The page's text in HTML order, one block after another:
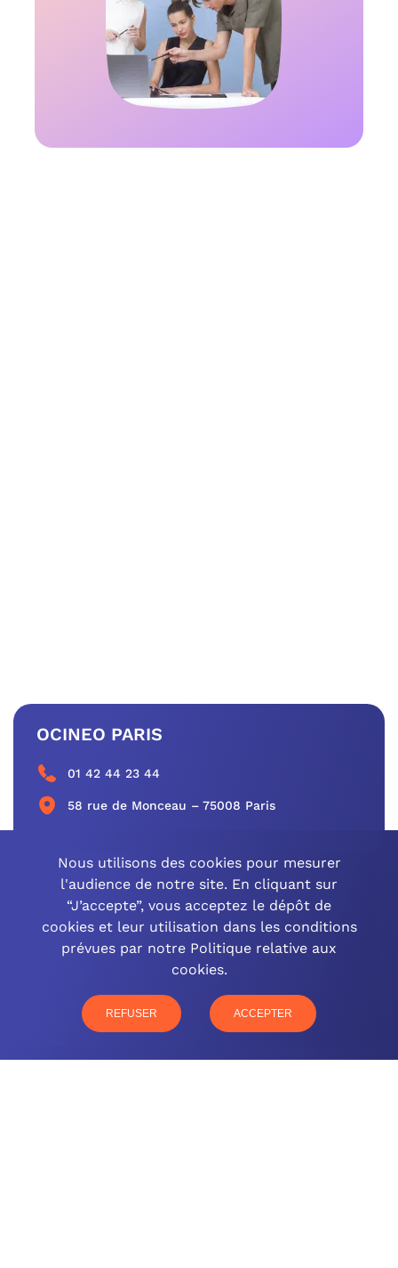
OCINEO PARIS
01 42 44 23 44
58 rue de Monceau – 75008 Paris
CONTACTEZ-NOUS
OCINEO GRAND EST
77 rue Paul Douce – 51480 Damery
CONTACTEZ-NOUS
Nous utilisons des cookies pour mesurer
l'audience de notre site. En cliquant sur
“J’accepte”, vous acceptez le dépôt de
cookies et leur utilisation dans les conditions
prévues par notre Politique relative aux
cookies.
REFUSER ACCEPTER